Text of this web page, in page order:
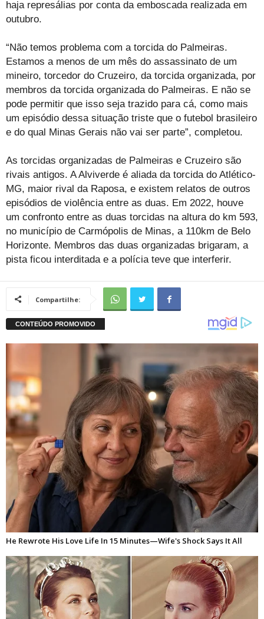
haja represálias por conta da emboscada realizada em
outubro.
“Não temos problema com a torcida do Palmeiras.
Estamos a menos de um mês do assassinato de um
mineiro, torcedor do Cruzeiro, da torcida organizada, por
membros da torcida organizada do Palmeiras. E não se
pode permitir que isso seja trazido para cá, como mais
um episódio dessa situação triste que o futebol brasileiro
e do qual Minas Gerais não vai ser parte”, completou.
As torcidas organizadas de Palmeiras e Cruzeiro são
rivais antigos. A Alviverde é aliada da torcida do Atlético-
MG, maior rival da Raposa, e existem relatos de outros
episódios de violência entre as duas. Em 2022, houve
um confronto entre as duas torcidas na altura do km 593,
no município de Carmópolis de Minas, a 110km de Belo
Horizonte. Membros das duas organizadas brigaram, a
pista ficou interditada e a polícia teve que interferir.
Compartilhe: